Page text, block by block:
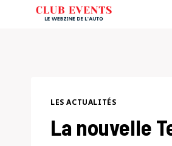
LES ACTUALITÉS
La nouvelle